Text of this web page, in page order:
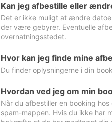
Kan jeg afbestille eller
Det er ikke muligt at ændre
der være gebyrer. Eventuelle
overnatningsstedet.
Hvor kan jeg finde mine
Du finder oplysningerne i din
Hvordan ved jeg om min
Når du afbestiller en booking
spam-mappen. Hvis du ikke har